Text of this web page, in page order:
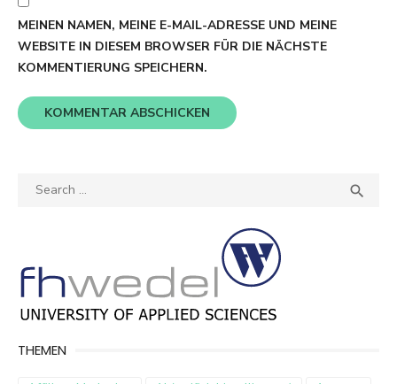
MEINEN NAMEN, MEINE E-MAIL-ADRESSE UND MEINE
WEBSITE IN DIESEM BROWSER FÜR DIE NÄCHSTE
KOMMENTIERUNG SPEICHERN.
Search

THEMEN